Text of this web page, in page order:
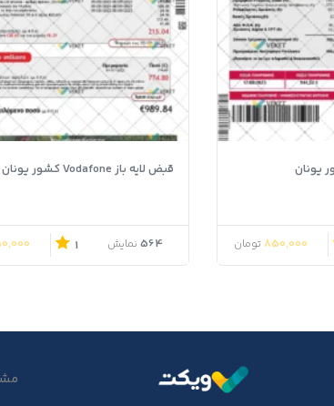
850,000 تومان
قبض لایه باز Vodafone کشور یونان
564 نمایش 1